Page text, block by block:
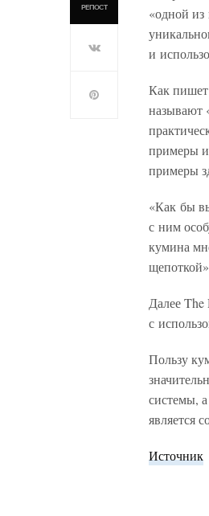
РЕПОСТ
«одной
и
Как
называют
примеры
примеры
«Как бы
с ним
кумина
Далее
с
Пользу
системы,
является
Источник